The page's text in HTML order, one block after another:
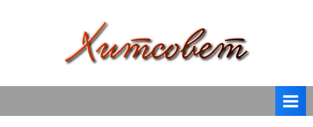
т
спицами,
крючком,